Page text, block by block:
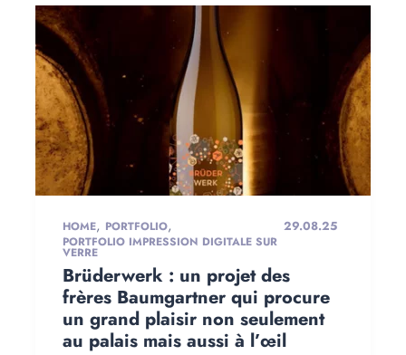
HOME, PORTFOLIO,
PORTFOLIO IMPRESSION DIGITALE SUR
VERRE
29.08.25
Brüderwerk : un projet des
frères Baumgartner qui procure
un grand plaisir non seulement
au palais mais aussi à l’œil